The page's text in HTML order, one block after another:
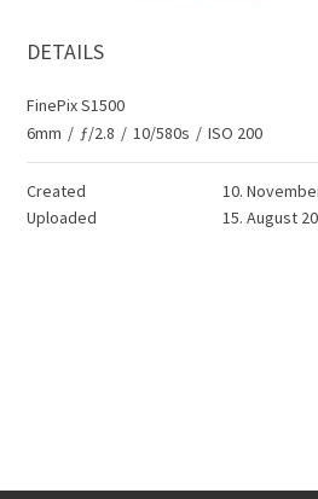
DETAILS
FinePix S1500
6mm / ƒ/2.8 / 10/580s / ISO 200
Created
10.
Uploaded
15. August